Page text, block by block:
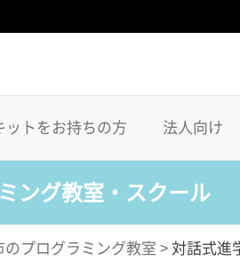
ットをお持ちの方 法人向け
ング教室・スクール
のプログラミング教室 > 対話式進